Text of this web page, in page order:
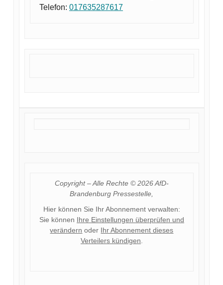
Telefon: 017635287617
Copyright – Alle Rechte © 2026 AfD-
Brandenburg Pressestelle,
Hier können Sie Ihr Abonnement verwalten:
Sie können Ihre Einstellungen überprüfen und
verändern oder Ihr Abonnement dieses
Verteilers kündigen